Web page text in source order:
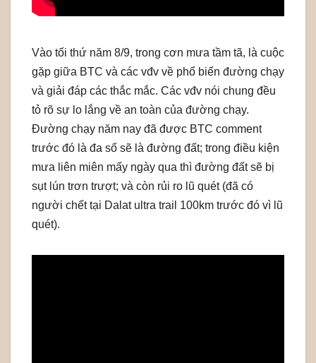
Vào tối thứ năm 8/9, trong cơn mưa tầm tã, là cuộc
gặp giữa BTC và các vđv về phổ biến đường chạy
và giải đáp các thắc mắc. Các vđv nói chung đều
tỏ rõ sự lo lắng về an toàn của đường chạy.
Đường chạy năm nay đã được BTC comment
trước đó là đa số sẽ là đường đất; trong điều kiện
mưa liên miên mấy ngày qua thì đường đất sẽ bị
sụt lún trơn trượt; và còn rủi ro lũ quét (đã có
người chết tại Dalat ultra trail 100km trước đó vì lũ
quét).